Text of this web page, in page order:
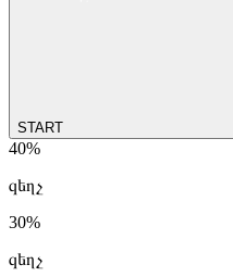
START
40%
զեղչ
30%
զեղչ